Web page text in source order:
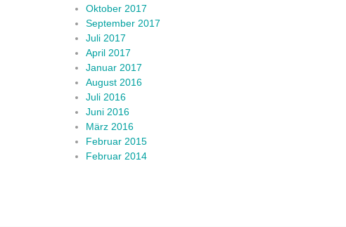
Oktober 2017
September 2017
Juli 2017
April 2017
Januar 2017
August 2016
Juli 2016
Juni 2016
März 2016
Februar 2015
Februar 2014